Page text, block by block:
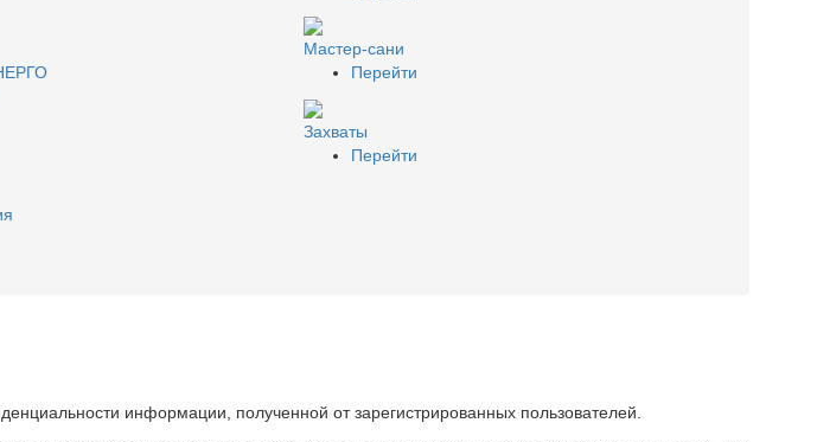
Мастер-сани
Перейти
Захваты
Перейти
информации, полученной от зарегистрированных пользователей.